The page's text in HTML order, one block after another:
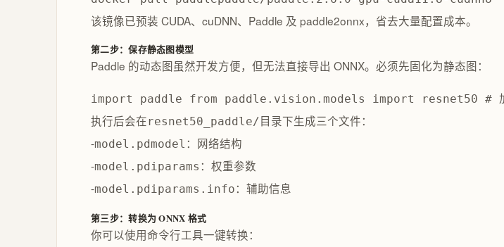
该镜像已预装 CUDA、cuDNN、Paddle 及 paddle2onnx，省去大量配置成本。
第二步：保存静态图模型
Paddle 的动态图虽然开发方便，但无法直接导出 ONNX。必须先固化为静态图：
import paddle from paddle.vision.models import resnet50 # 加
执行后会在resnet50_paddle/目录下生成三个文件：
-model.pdmodel ：网络结构
-model.pdiparams ：权重参数
-model.pdiparams.info：辅助信息
第三步：转换为 ONNX 格式
你可以使用命令行工具一键转换：